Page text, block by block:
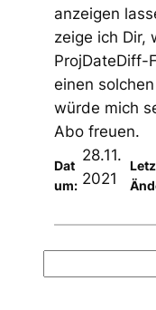
anzeigen
zeige ich Dir,
ProjDateDiff-
einen
würde mich
Abo freuen.
Dat
um:
28.11.
2021